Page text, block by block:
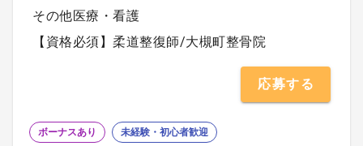
その他医療・看護
【資格必須】柔道整復師/大槻町整骨院
応募する
ボーナスあり 未経験・初心者歓迎